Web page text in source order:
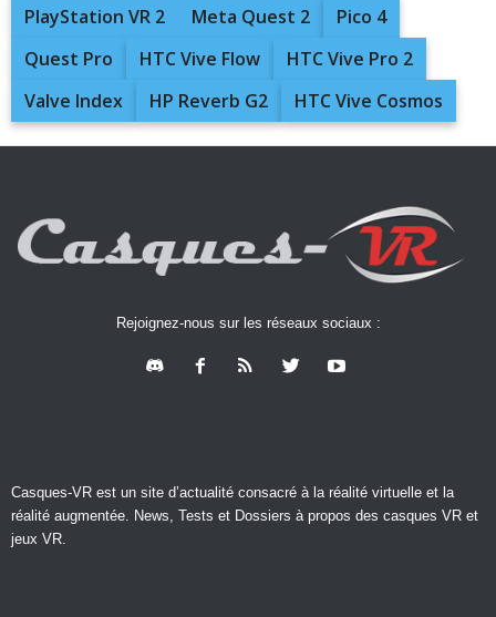
PlayStation VR 2
Meta Quest 2
Pico 4
Quest Pro
HTC Vive Flow
HTC Vive Pro 2
Valve Index
HP Reverb G2 HTC Vive Cosmos
Rejoignez-nous sur les réseaux sociaux :
Casques-VR est un site d’actualité consacré à la réalité virtuelle et la
réalité augmentée. News, Tests et Dossiers à propos des casques VR et
jeux VR.